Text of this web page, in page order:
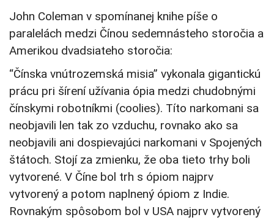
John Coleman v spomínanej knihe píše o
paralelách medzi Čínou sedemnásteho storočia a
Amerikou dvadsiateho storočia:
“Čínska vnútrozemská misia” vykonala gigantickú
prácu pri šírení užívania ópia medzi chudobnými
čínskymi robotníkmi (coolies). Títo narkomani sa
neobjavili len tak zo vzduchu, rovnako ako sa
neobjavili ani dospievajúci narkomani v Spojených
štátoch. Stojí za zmienku, že oba tieto trhy boli
vytvorené. V Číne bol trh s ópiom najprv
vytvorený a potom naplnený ópiom z Indie.
Rovnakým spôsobom bol v USA najprv vytvorený